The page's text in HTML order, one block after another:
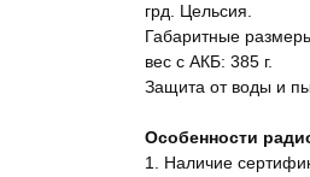
грд. Цельсия.
Габаритные
вес с АКБ: 385 г.
Защита от воды и
Особенности
1. Наличие